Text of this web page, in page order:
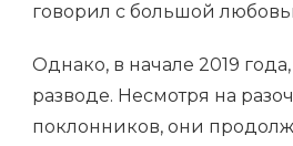
говорил с большой
Однако, в начале 2019
разводе. Несмотря на
поклонников, они